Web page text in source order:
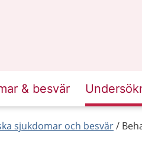
& besvär
sjukdomar och besvär